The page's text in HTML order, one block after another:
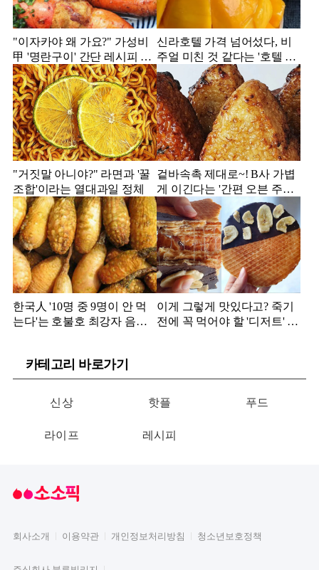
"이자카야 왜 가요?" 가성비
甲 '명란구이' 간단 레시피 공
개
신라호텔 가격 넘어섰다, 비
주얼 미친 것 같다는 '호텔 빙
수' 모음집
"거짓말 아니야?" 라면과 '꿀
조합'이라는 열대과일 정체
겉바속촉 제대로~! B사 가볍
게 이긴다는 '간편 오븐 주먹
밥' 정체
한국人 '10명 중 9명이 안 먹
는다'는 호불호 최강자 음식
이게 그렇게 맛있다고? 죽기
전에 꼭 먹어야 할 '디저트' 정
카테고리 바로가기
신상 핫플 푸드
라이프 레시피
회사소개 이용약관 개인정보처리방침 청소년보호정책